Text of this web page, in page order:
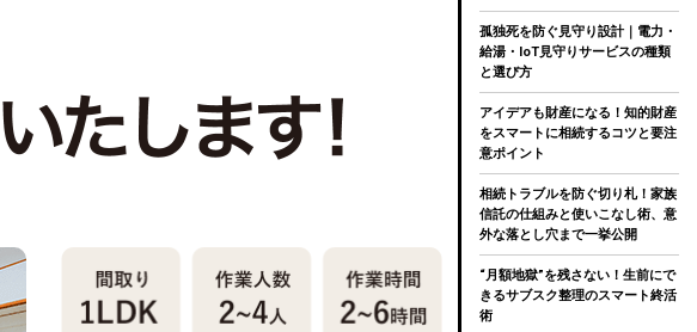
孤独死を防ぐ見守り設計｜電力・
給湯・IoT見守りサービスの種類
と選び方
アイデアも財産になる！知的財産
をスマートに相続するコツと要注
意ポイント
相続トラブルを防ぐ切り札！家族
信託の仕組みと使いこなし術、意
外な落とし穴まで一挙公開
“月額地獄”を残さない！生前にで
きるサブスク整理のスマート終活
術